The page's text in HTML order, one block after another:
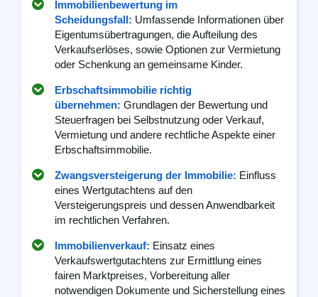
Immobilienbewertung im
Scheidungsfall: Umfassende Informationen über
Eigentumsübertragungen, die Aufteilung des
Verkaufserlöses, sowie Optionen zur Vermietung
oder Schenkung an gemeinsame Kinder.
Erbschaftsimmobilie richtig
übernehmen: Grundlagen der Bewertung und
Steuerfragen bei Selbstnutzung oder Verkauf,
Vermietung und andere rechtliche Aspekte einer
Erbschaftsimmobilie.
Zwangsversteigerung der Immobilie: Einfluss
eines Wertgutachtens auf den
Versteigerungspreis und dessen Anwendbarkeit
im rechtlichen Verfahren.
Immobilienverkauf: Einsatz eines
Verkaufswertgutachtens zur Ermittlung eines
fairen Marktpreises, Vorbereitung aller
notwendigen Dokumente und Sicherstellung eines